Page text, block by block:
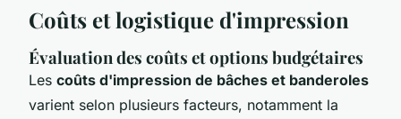
Coûts et logistique d'impression
Évaluation des coûts et options budgétaires
Les coûts d'impression de bâches et banderoles
varient selon plusieurs facteurs, notamment la